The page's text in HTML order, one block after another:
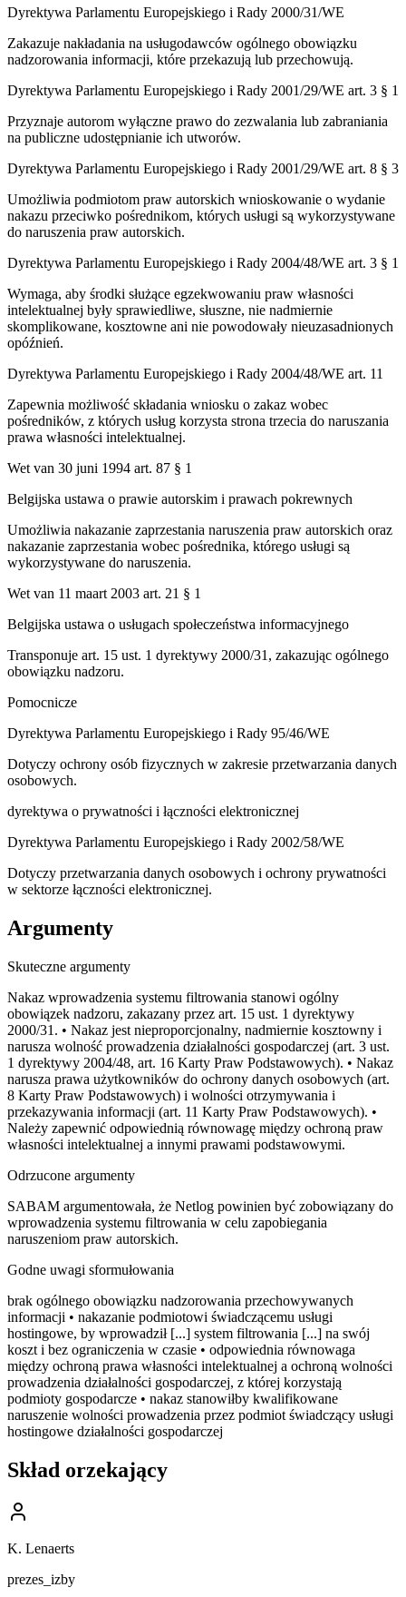
Dyrektywa Parlamentu Europejskiego i Rady 2000/31/WE
Zakazuje nakładania na usługodawców ogólnego obowiązku
nadzorowania informacji, które przekazują lub przechowują.
Dyrektywa Parlamentu Europejskiego i Rady 2001/29/WE art. 3 § 1
Przyznaje autorom wyłączne prawo do zezwalania lub zabraniania
na publiczne udostępnianie ich utworów.
Dyrektywa Parlamentu Europejskiego i Rady 2001/29/WE art. 8 § 3
Umożliwia podmiotom praw autorskich wnioskowanie o wydanie
nakazu przeciwko pośrednikom, których usługi są wykorzystywane
do naruszenia praw autorskich.
Dyrektywa Parlamentu Europejskiego i Rady 2004/48/WE art. 3 § 1
Wymaga, aby środki służące egzekwowaniu praw własności
intelektualnej były sprawiedliwe, słuszne, nie nadmiernie
skomplikowane, kosztowne ani nie powodowały nieuzasadnionych
opóźnień.
Dyrektywa Parlamentu Europejskiego i Rady 2004/48/WE art. 11
Zapewnia możliwość składania wniosku o zakaz wobec
pośredników, z których usług korzysta strona trzecia do naruszania
prawa własności intelektualnej.
Wet van 30 juni 1994 art. 87 § 1
Belgijska ustawa o prawie autorskim i prawach pokrewnych
Umożliwia nakazanie zaprzestania naruszenia praw autorskich oraz
nakazanie zaprzestania wobec pośrednika, którego usługi są
wykorzystywane do naruszenia.
Wet van 11 maart 2003 art. 21 § 1
Belgijska ustawa o usługach społeczeństwa informacyjnego
Transponuje art. 15 ust. 1 dyrektywy 2000/31, zakazując ogólnego
obowiązku nadzoru.
Pomocnicze
Dyrektywa Parlamentu Europejskiego i Rady 95/46/WE
Dotyczy ochrony osób fizycznych w zakresie przetwarzania danych
osobowych.
dyrektywa o prywatności i łączności elektronicznej
Dyrektywa Parlamentu Europejskiego i Rady 2002/58/WE
Dotyczy przetwarzania danych osobowych i ochrony prywatności
w sektorze łączności elektronicznej.
Argumenty
Skuteczne argumenty
Nakaz wprowadzenia systemu filtrowania stanowi ogólny
obowiązek nadzoru, zakazany przez art. 15 ust. 1 dyrektywy
2000/31. • Nakaz jest nieproporcjonalny, nadmiernie kosztowny i
narusza wolność prowadzenia działalności gospodarczej (art. 3 ust.
1 dyrektywy 2004/48, art. 16 Karty Praw Podstawowych). • Nakaz
narusza prawa użytkowników do ochrony danych osobowych (art.
8 Karty Praw Podstawowych) i wolności otrzymywania i
przekazywania informacji (art. 11 Karty Praw Podstawowych). •
Należy zapewnić odpowiednią równowagę między ochroną praw
własności intelektualnej a innymi prawami podstawowymi.
Odrzucone argumenty
SABAM argumentowała, że Netlog powinien być zobowiązany do
wprowadzenia systemu filtrowania w celu zapobiegania
naruszeniom praw autorskich.
Godne uwagi sformułowania
brak ogólnego obowiązku nadzorowania przechowywanych
informacji • nakazanie podmiotowi świadczącemu usługi
hostingowe, by wprowadził [...] system filtrowania [...] na swój
koszt i bez ograniczenia w czasie • odpowiednia równowaga
między ochroną prawa własności intelektualnej a ochroną wolności
prowadzenia działalności gospodarczej, z której korzystają
podmioty gospodarcze • nakaz stanowiłby kwalifikowane
naruszenie wolności prowadzenia przez podmiot świadczący usługi
hostingowe działalności gospodarczej
Skład orzekający
K. Lenaerts
prezes_izby